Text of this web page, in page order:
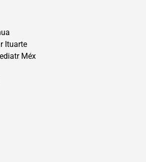
Ituarte
Méx